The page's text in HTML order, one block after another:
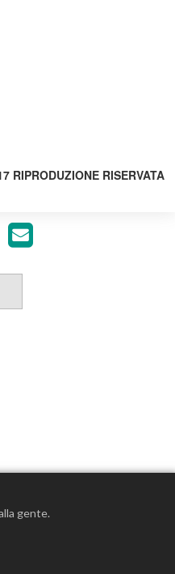
RIPRODUZIONE RISERVATA
gente.